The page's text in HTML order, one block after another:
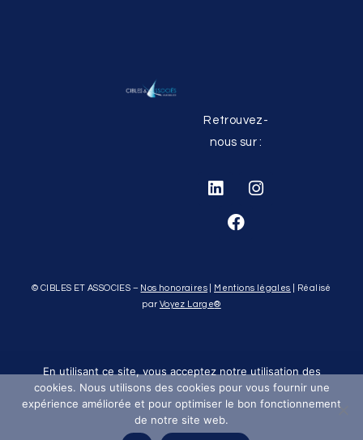
Retrouvez-
nous sur :
© CIBLES ET ASSOCIES – Nos honoraires Mentions légales | Réalisé
par Voyez Large®
En utilisant ce site, vous acceptez notre utilisation des
cookies. Nous utilisons des cookies pour vous fournir une
expérience améliorée et pour optimiser le bon fonctionnement
de notre site web.